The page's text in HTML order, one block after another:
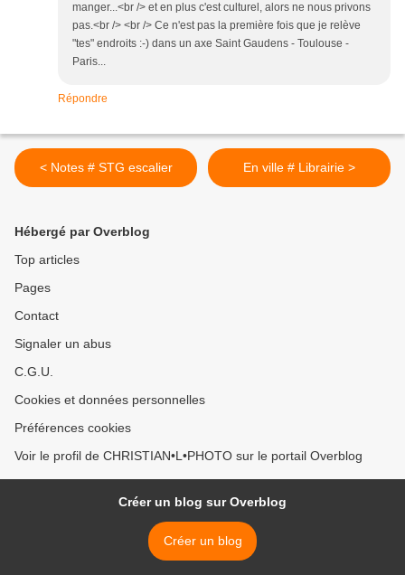
manger...<br /> et en plus c'est culturel, alors ne nous privons
pas.<br /> <br /> Ce n'est pas la première fois que je relève
"tes" endroits :-) dans un axe Saint Gaudens - Toulouse -
Paris...
Répondre
< Notes # STG escalier En ville # Librairie >
Hébergé par Overblog
Top articles
Pages
Contact
Signaler un abus
C.G.U.
Cookies et données personnelles
Préférences cookies
Voir le profil de CHRISTIAN•L•PHOTO sur le portail Overblog
Créer un blog sur Overblog
Créer un blog